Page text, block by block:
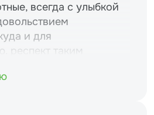
всегда с улыбкой
и для
респект таким